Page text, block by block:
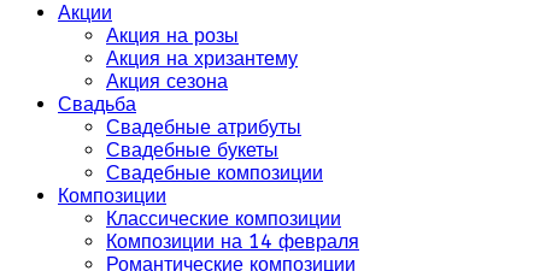
Акции
Акция на розы
Акция на хризантему
Акция сезона
Свадьба
Свадебные атрибуты
Свадебные букеты
Свадебные композиции
Композиции
Классические композиции
Композиции на 14 февраля
Романтические композиции